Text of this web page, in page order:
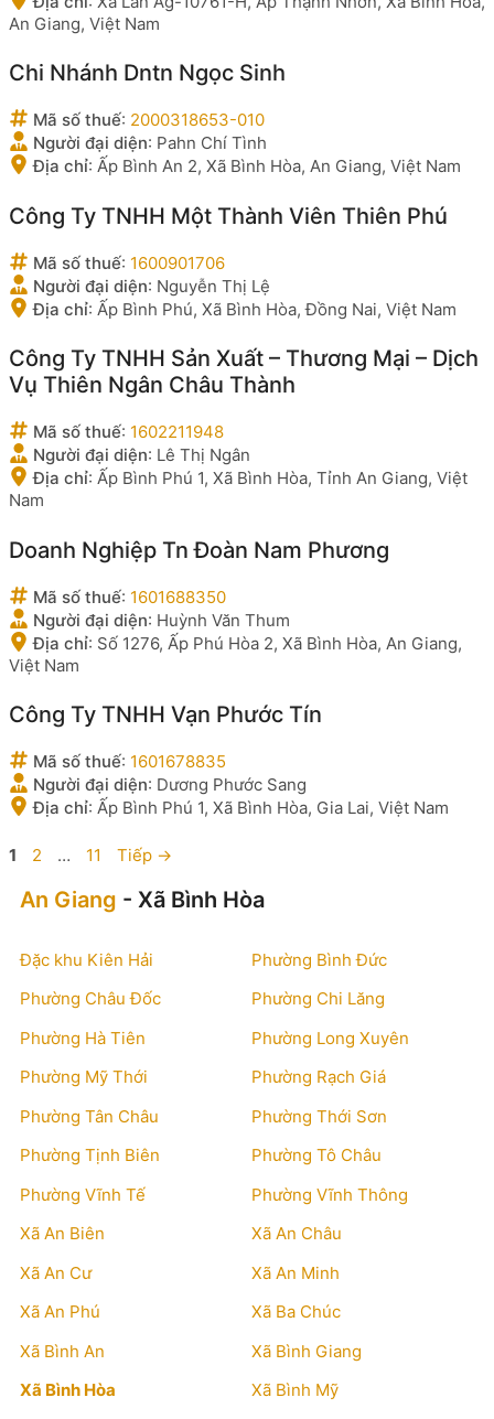
An Giang, Việt Nam
Chi Nhánh Dntn Ngọc Sinh
Mã số thuế: 2000318653-010
Người đại diện: Pahn Chí Tình
Địa chỉ: Ấp Bình An 2, Xã Bình Hòa, An Giang, Việt Nam
Công Ty TNHH Một Thành Viên Thiên Phú
Mã số thuế: 1600901706
Người đại diện: Nguyễn Thị Lệ
Địa chỉ: Ấp Bình Phú, Xã Bình Hòa, Đồng Nai, Việt Nam
Công Ty TNHH Sản Xuất – Thương Mại – Dịch
Vụ Thiên Ngân Châu Thành
Mã số thuế: 1602211948
Người đại diện: Lê Thị Ngân
Địa chỉ: Ấp Bình Phú 1, Xã Bình Hòa, Tỉnh An Giang, Việt
Nam
Doanh Nghiệp Tn Đoàn Nam Phương
Mã số thuế: 1601688350
Người đại diện: Huỳnh Văn Thum
Địa chỉ: Số 1276, Ấp Phú Hòa 2, Xã Bình Hòa, An Giang,
Việt Nam
Công Ty TNHH Vạn Phước Tín
Mã số thuế: 1601678835
Người đại diện: Dương Phước Sang
Địa chỉ: Ấp Bình Phú 1, Xã Bình Hòa, Gia Lai, Việt Nam
Trang
1 Trang
2 … Trang
11 Tiếp →
An Giang - Xã Bình Hòa
Đặc khu Kiên Hải
Phường Bình Đức
Phường Châu Đốc
Phường Chi Lăng
Phường Hà Tiên
Phường Long Xuyên
Phường Mỹ Thới
Phường Rạch Giá
Phường Tân Châu
Phường Thới Sơn
Phường Tịnh Biên
Phường Tô Châu
Phường Vĩnh Tế
Phường Vĩnh Thông
Xã An Biên
Xã An Châu
Xã An Cư
Xã An Minh
Xã An Phú
Xã Ba Chúc
Xã Bình An
Xã Bình Giang
Xã Bình Hòa
Xã Bình Mỹ